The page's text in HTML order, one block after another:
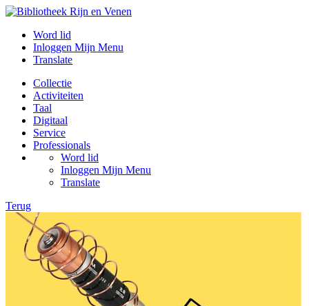
Word lid
Inloggen Mijn Menu
Translate
Collectie
Activiteiten
Taal
Digitaal
Service
Professionals
Word lid
Inloggen Mijn Menu
Translate
Terug